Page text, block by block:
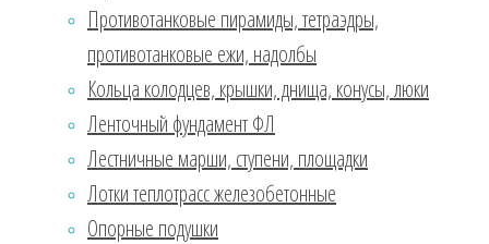
Противотанковые пирамиды, тетраэдры,
противотанковые ежи, надолбы
Кольца колодцев, крышки, днища, конусы, люки
Ленточный фундамент ФЛ
Лестничные марши, ступени, площадки
Лотки теплотрасс железобетонные
Опорные подушки
поверхности,
так и на
глубине
залегания до 6
метров.
напряженному
армированию,
высокую